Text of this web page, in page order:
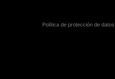
Política de protección de datos